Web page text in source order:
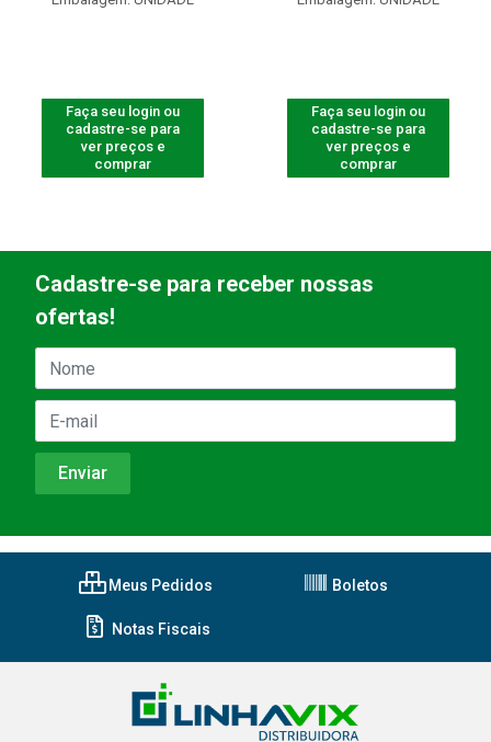
Faça seu login ou
cadastre-se para
ver preços e
comprar
Faça seu login ou
cadastre-se para
ver preços e
comprar
Cadastre-se para receber nossas
ofertas!
Meus Pedidos Boletos
Notas Fiscais